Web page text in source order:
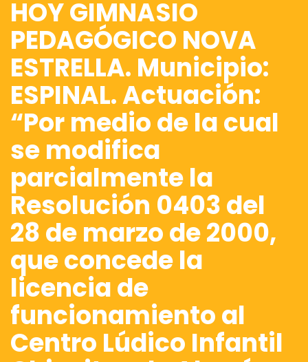
HOY GIMNASIO
PEDAGÓGICO NOVA
ESTRELLA. Municipio:
ESPINAL. Actuación:
“Por medio de la cual
se modifica
parcialmente la
Resolución 0403 del
28 de marzo de 2000,
que concede la
licencia de
funcionamiento al
Centro Lúdico Infantil